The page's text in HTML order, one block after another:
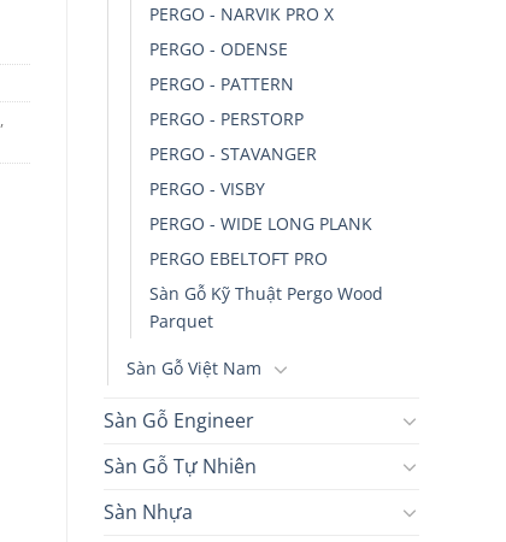
,
PERGO - NARVIK PRO X
PERGO - ODENSE
PERGO - PATTERN
PERGO - PERSTORP
PERGO - STAVANGER
PERGO - VISBY
PERGO - WIDE LONG PLANK
PERGO EBELTOFT PRO
Sàn Gỗ Kỹ Thuật Pergo Wood
Parquet
Sàn Gỗ Việt Nam
Sàn Gỗ Engineer
Sàn Gỗ Tự Nhiên
Sàn Nhựa